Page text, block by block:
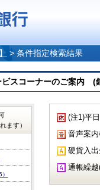
> 条件指定検索結果
ビスコーナーのご案内 (
(注1)平
音声案内
硬貨入
通帳繰
ます）